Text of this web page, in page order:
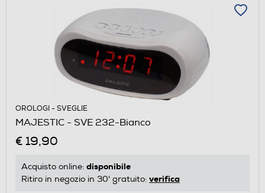
OROLOGI - SVEGLIE
MAJESTIC - SVE 232-Bianco
€ 19,90
Acquisto online: disponibile
Ritiro in negozio in 30' gratuito: verifica